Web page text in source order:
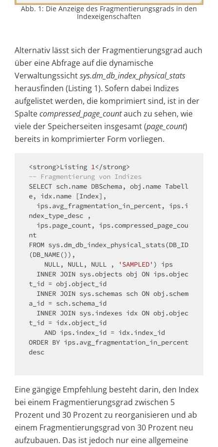
Abb. 1: Die Anzeige des Fragmentierungsgrads in den
Indexeigenschaften
Alternativ lässt sich der Fragmentierungsgrad auch
über eine Abfrage auf die dynamische
Verwaltungssichtsys.dm_db_index_physical_stats
herausfinden (Listing 1). Sofern dabei Indizes
aufgelistet werden, die komprimiert sind, ist in der
Spaltecompressed_page_countauch zu sehen, wie
viele der Speicherseiten insgesamt (page_count)
bereits in komprimierter Form vorliegen.
<strong>Listing 1</strong>
-- Fragmentierung von Indizes
SELECT sch.name DBSchema, obj.name Tabell
e, idx.name [Index],
ndex_type_desc ,
FROM sys.dm_db_index_physical_stats(DB_ID
(DB_NAME()),
NULL, NULL, NULL , 'SAMPLED' ) ips
INNER JOIN sys.objects obj ON ips.objec
t_id = obj.object_id
INNER JOIN sys.schemas sch ON obj.schem
a_id = sch.schema_id
INNER JOIN sys.indexes idx ON obj.objec
t_id = idx.object_id
AND ips.index_id =
ORDER BY
desc
Eine gängige Empfehlung besteht darin, den Index
bei einem Fragmentierungsgrad zwischen 5
Prozent und 30 Prozent zu reorganisieren und ab
einem Fragmentierungsgrad von 30 Prozent neu
aufzubauen. Das ist jedoch nur eine allgemeine